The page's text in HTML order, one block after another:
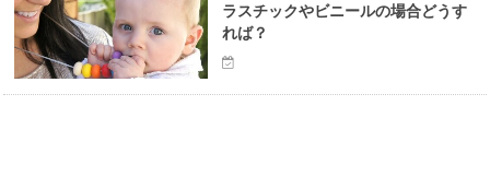
ラスチックやビニールの場合どうす
れば？